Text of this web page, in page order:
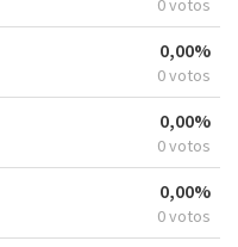
0,00%
0 votos
0,00%
0 votos
0,00%
0 votos